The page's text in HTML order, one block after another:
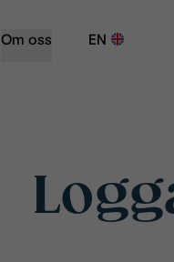
Om oss EN